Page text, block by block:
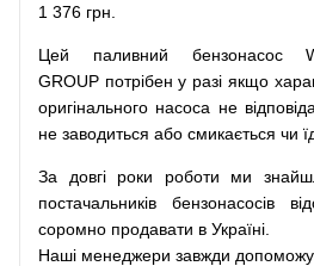
1 376 грн.
Цей паливний бензонасос
GROUP потрібен у разі якщо
оригінального насоса не
не заводиться або смикається чи
За довгі роки роботи ми
постачальників
бензонасосів
соромно продавати в Україні.
Наші менеджери завжди